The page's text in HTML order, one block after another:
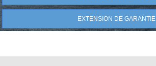
EXTENSION DE GARANTIE